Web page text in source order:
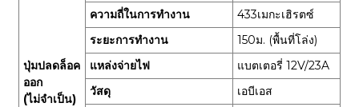
ปุ่มปลดล็อค
ออก
(ไม่จำเป็น)
ความถี่ในการทำงาน
433เมกะเฮิรตซ์
ระยะการทำงาน
150ม. (พื้นที่โล่ง)
แหล่งจ่ายไฟ
แบตเตอรี่ 12V/23A
วัสดุ
เอบีเอส